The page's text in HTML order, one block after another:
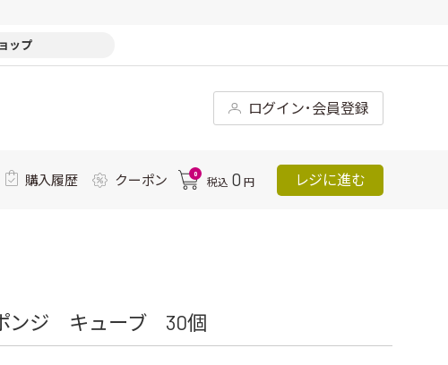
ップ
ログイン･会員登録
購入履歴 クーポン 0
税込 0 円 レジに進む
ンジ キューブ 30個